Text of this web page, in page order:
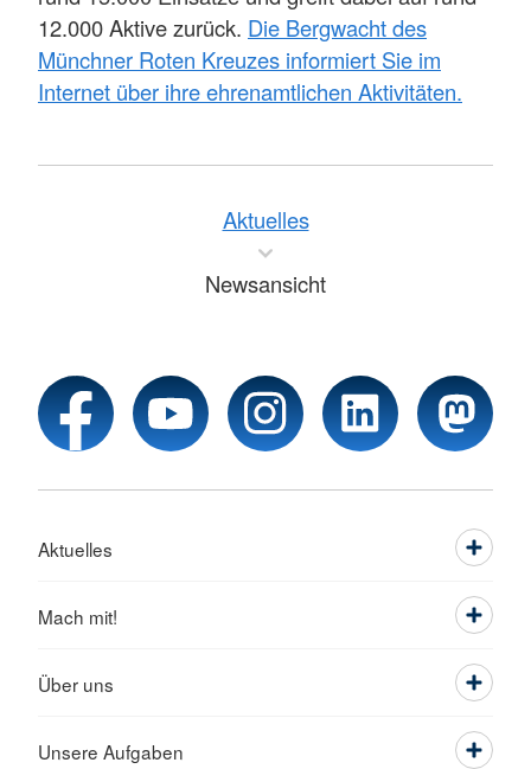
12.000 Aktive zurück. Die Bergwacht des
Münchner Roten Kreuzes informiert Sie im
Internet über ihre ehrenamtlichen Aktivitäten.
Aktuelles
Newsansicht
Aktuelles
Mach mit!
Über uns
Unsere Aufgaben